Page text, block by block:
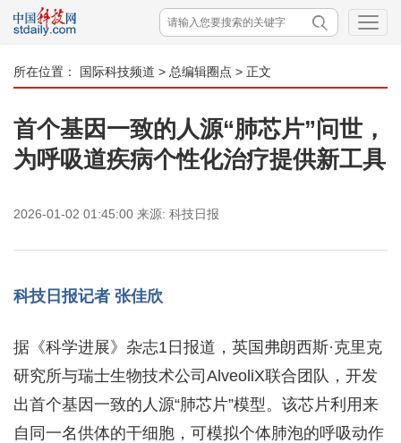
所在位置： 国际科技频道 > 总编辑圈点 > 正文
首个基因一致的人源“肺芯片”问世，
为呼吸道疾病个性化治疗提供新工具
2026-01-02 01:45:00 来源: 科技日报
科技日报记者 张佳欣
据《科学进展》杂志1日报道，英国弗朗西斯·克里克
研究所与瑞士生物技术公司AlveoliX联合团队，开发
出首个基因一致的人源“肺芯片”模型。该芯片利用来
自同一名供体的干细胞，可模拟个体肺泡的呼吸动作